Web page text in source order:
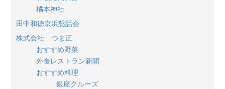
橘本神社
田中和徳京浜懇話会
株式会社 つま正
おすすめ野菜
外食レストラン新聞
おすすめ料理
銀座クルーズ